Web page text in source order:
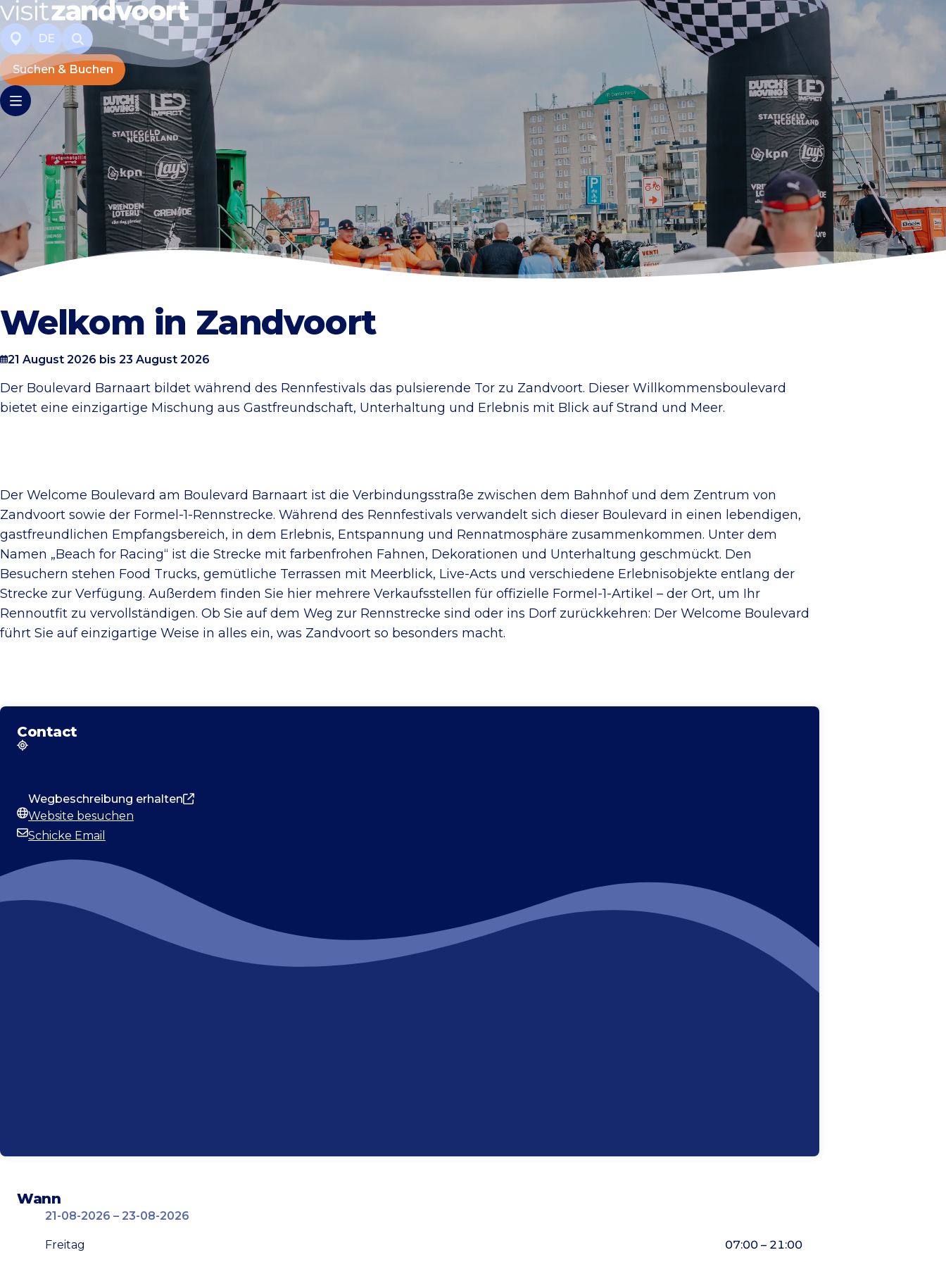
DE
Suchen & Buchen
Welkom in Zandvoort
21 August 2026 bis 23 August 2026
Der Boulevard Barnaart bildet während des Rennfestivals das pulsierende Tor zu Zandvoort. Dieser Willkommensboulevard
bietet eine einzigartige Mischung aus Gastfreundschaft, Unterhaltung und Erlebnis mit Blick auf Strand und Meer.
Der Welcome Boulevard am Boulevard Barnaart ist die Verbindungsstraße zwischen dem Bahnhof und dem Zentrum von
Zandvoort sowie der Formel-1-Rennstrecke. Während des Rennfestivals verwandelt sich dieser Boulevard in einen lebendigen,
gastfreundlichen Empfangsbereich, in dem Erlebnis, Entspannung und Rennatmosphäre zusammenkommen. Unter dem
Namen „Beach for Racing“ ist die Strecke mit farbenfrohen Fahnen, Dekorationen und Unterhaltung geschmückt. Den
Besuchern stehen Food Trucks, gemütliche Terrassen mit Meerblick, Live-Acts und verschiedene Erlebnisobjekte entlang der
Strecke zur Verfügung. Außerdem finden Sie hier mehrere Verkaufsstellen für offizielle Formel-1-Artikel – der Ort, um Ihr
Rennoutfit zu vervollständigen. Ob Sie auf dem Weg zur Rennstrecke sind oder ins Dorf zurückkehren: Der Welcome Boulevard
führt Sie auf einzigartige Weise in alles ein, was Zandvoort so besonders macht.
Contact
Wegbeschreibung erhalten
Webseite
Website besuchen
Schicke Email
Wann
21-08-2026 – 23-08-2026
Freitag 07:00 – 21:00